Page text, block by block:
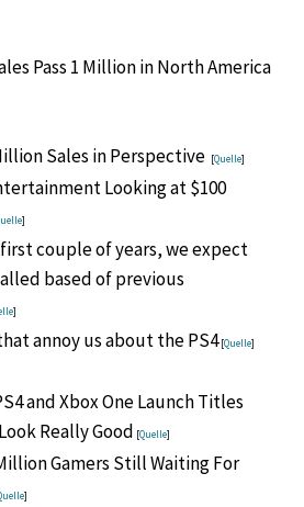
Pass 1 Million in North America
Sales in Perspective [Quelle]
Looking at $100
]
couple of years, we expect
based of previous
]
annoy us about the PS4[Quelle]
and Xbox One Launch Titles
Really Good [Quelle]
Gamers Still Waiting For
]